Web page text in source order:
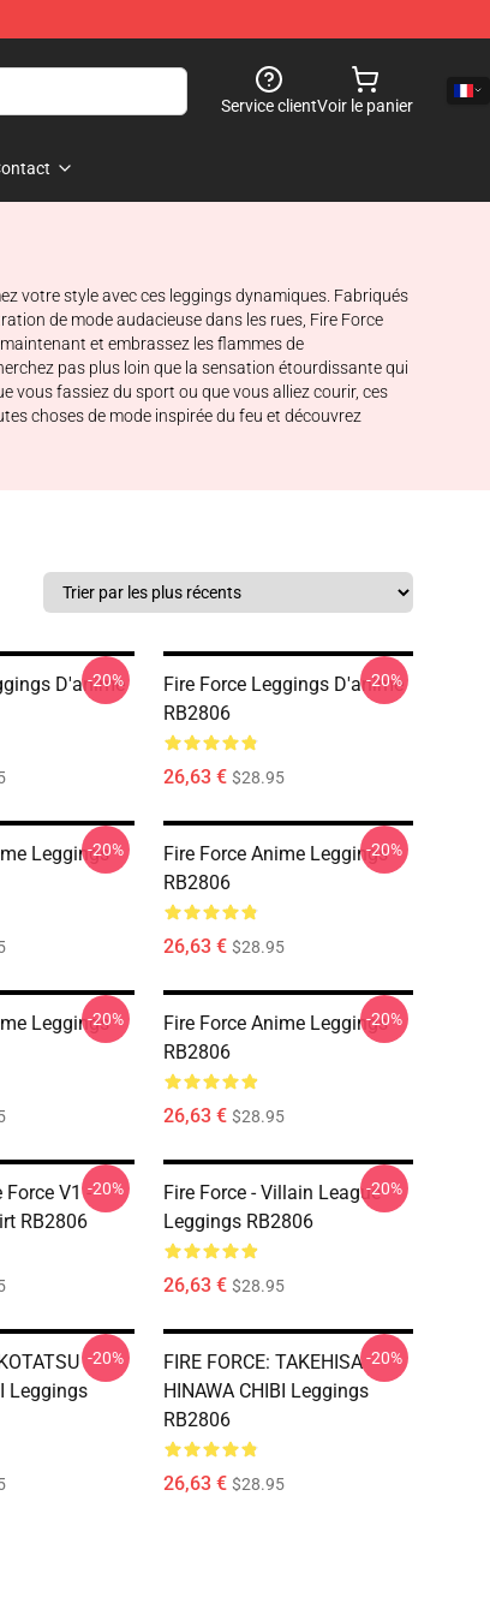
Service clientVoir le panier
votre style avec ces leggings dynamiques. Fabriqués
de mode audacieuse dans les rues, Fire Force
et embrassez les flammes de
pas plus loin que la sensation étourdissante qui
vous fassiez du sport ou que vous alliez courir, ces
choses de mode inspirée du feu et découvrez
D'anime
-20%
Fire Force Leggings D'anime
RB2806
26,63 € $28.95
-20%
Leggings
-20%
Fire Force Anime Leggings
RB2806
26,63 € $28.95
-20%
Leggings
-20%
Fire Force Anime Leggings
RB2806
26,63 € $28.95
-20%
Force V1 -
RB2806
-20%
Fire Force - Villain League
Leggings RB2806
26,63 € $28.95
-20%
Leggings
-20%
FIRE FORCE: TAKEHISA
HINAWA CHIBI Leggings
RB2806
26,63 € $28.95
-20%